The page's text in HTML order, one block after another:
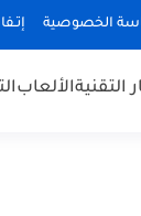
الخصوصية
التقنيةالألعاب